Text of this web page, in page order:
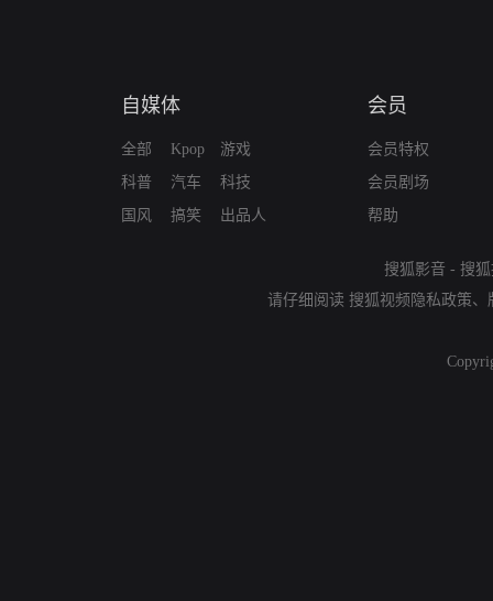
自媒体
全部
科普
国风
Kpop
汽车
搞笑
游戏
科技
出品人
会员
会员特权
会员剧场
帮助
搜狐影音 - 搜
请仔细阅读 搜狐视频隐私政策、